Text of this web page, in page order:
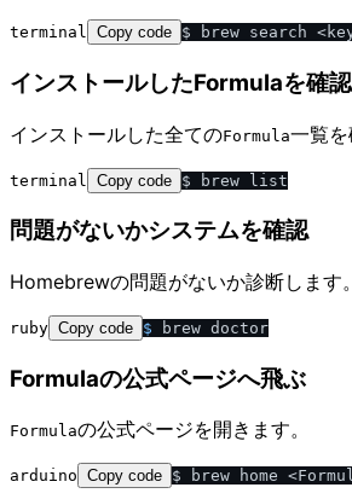
terminal Copy code
インストールしたFormulaを確認
インストールした全てのFormula一覧を
terminal Copy code
問題がないかシステムを確認
Homebrewの問題がないか診断します。
ruby Copy code $
Formulaの公式ページへ飛ぶ
Formulaの公式ページを開きます。
arduino Copy code